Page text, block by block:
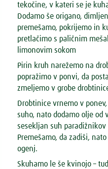
tekočine, v kateri se je
Dodamo še origano,
premešamo, pokrijemo in
pretlačimo s paličnim
limonovim sokom
Pirin kruh narežemo na
popražimo v ponvi, da
zmeljemo v grobe
Drobtinice vrnemo v
suho, nato dodamo olje od
sesekljan suh
Premešamo, da zadiši,
ogenj.
Skuhamo le še kvinojo –